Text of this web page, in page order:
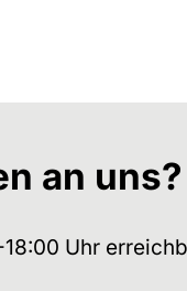
an uns?
Uhr